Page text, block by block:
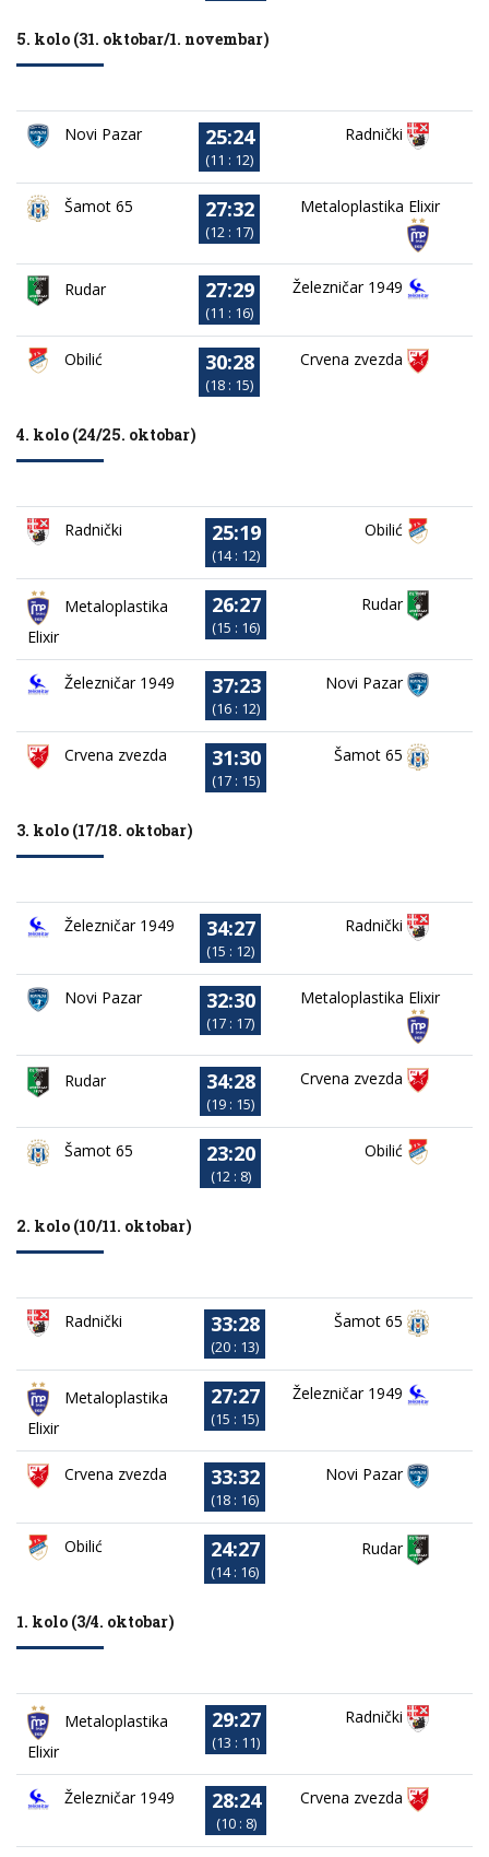
5. kolo (31. oktobar/1. novembar)
Novi Pazar 25:24
(11 : 12)
Radnički
Šamot 65 27:32
(12 : 17)
Metaloplastika Elixir
Rudar 27:29
(11 : 16)
Železničar 1949
Obilić 30:28
(18 : 15)
Crvena zvezda
4. kolo (24/25. oktobar)
Radnički 25:19
(14 : 12)
Obilić
Metaloplastika
Elixir
26:27
(15 : 16)
Rudar
Železničar 1949 37:23
(16 : 12)
Novi Pazar
Crvena zvezda 31:30
(17 : 15)
Šamot 65
3. kolo (17/18. oktobar)
Železničar 1949 34:27
(15 : 12)
Radnički
Novi Pazar 32:30
(17 : 17)
Metaloplastika Elixir
Rudar 34:28
(19 : 15)
Crvena zvezda
Šamot 65 23:20
(12 : 8)
Obilić
2. kolo (10/11. oktobar)
Radnički 33:28
(20 : 13)
Šamot 65
Metaloplastika
Elixir
27:27
(15 : 15)
Železničar 1949
Crvena zvezda 33:32
(18 : 16)
Novi Pazar
Obilić 24:27
(14 : 16)
Rudar
1. kolo (3/4. oktobar)
Metaloplastika
Elixir
29:27
(13 : 11)
Radnički
Železničar 1949 28:24
(10 : 8)
Crvena zvezda